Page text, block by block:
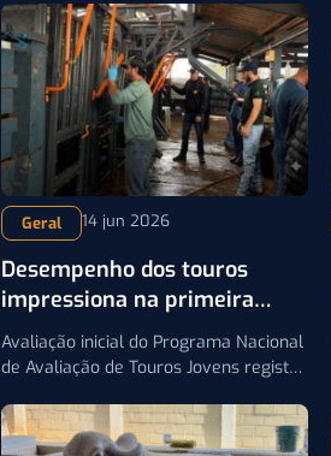
acesso de pequenos e médios
pecuaristas ao melhoramento genético
Geral 14 jun 2026
Desempenho dos touros
impressiona na primeira
parcial do PNAT
Avaliação inicial do Programa Nacional
de Avaliação de Touros Jovens registra
e reforça os avanços da genética
zebuína